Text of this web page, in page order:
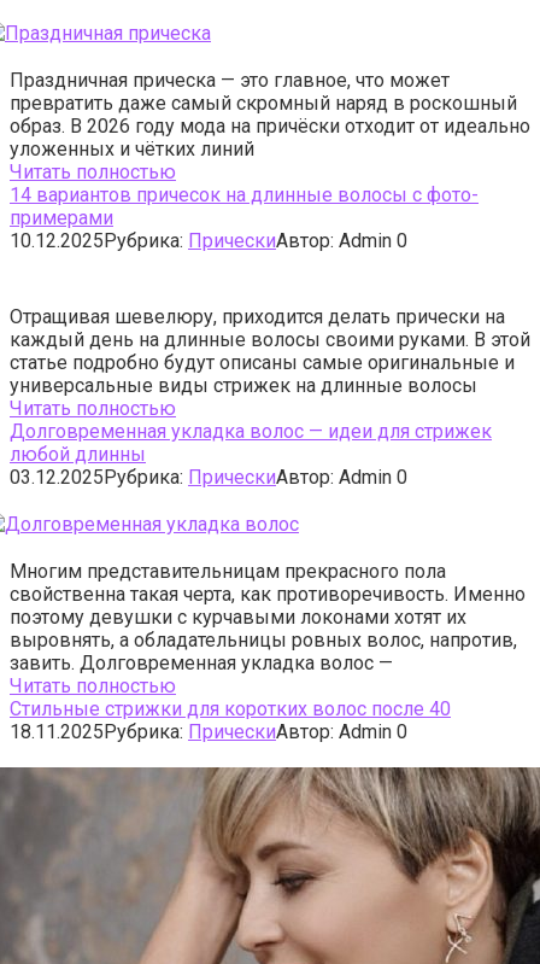
Праздничная прическа — это главное, что может
превратить даже самый скромный наряд в роскошный
образ. В 2026 году мода на причёски отходит от идеально
уложенных и чётких линий
Читать полностью
14 вариантов причесок на длинные волосы с фото-
примерами
10.12.2025 Рубрика: ПрическиАвтор: Admin 0
Отращивая шевелюру, приходится делать прически на
каждый день на длинные волосы своими руками. В этой
статье подробно будут описаны самые оригинальные и
универсальные виды стрижек на длинные волосы
Читать полностью
Долговременная укладка волос — идеи для стрижек
любой длинны
03.12.2025 Рубрика: ПрическиАвтор: Admin 0
Многим представительницам прекрасного пола
свойственна такая черта, как противоречивость. Именно
поэтому девушки с курчавыми локонами хотят их
выровнять, а обладательницы ровных волос, напротив,
завить. Долговременная укладка волос —
Читать полностью
Стильные стрижки для коротких волос после 40
18.11.2025 Рубрика: ПрическиАвтор: Admin 0